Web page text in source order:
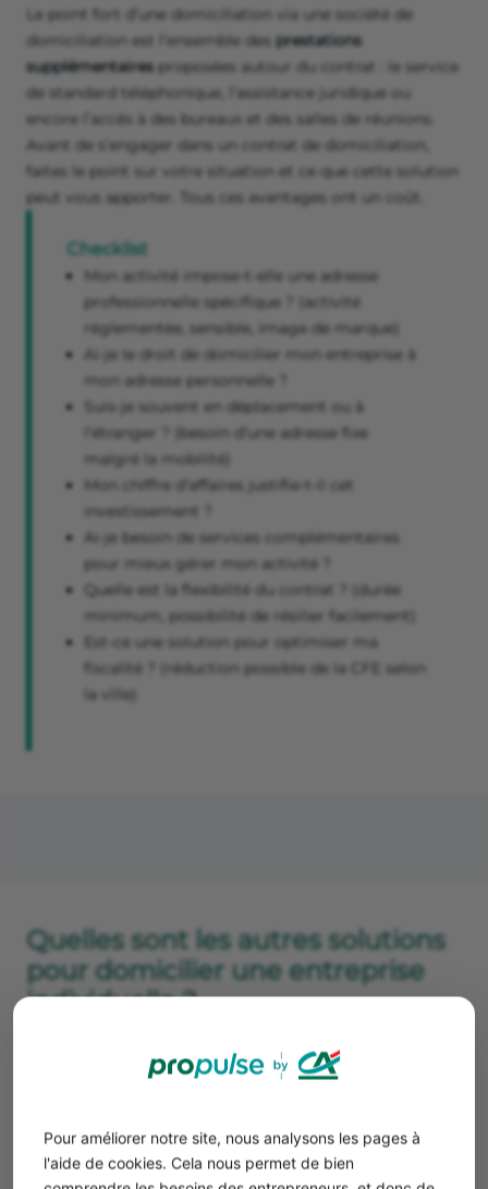
Pour améliorer notre site, nous analysons les pages à
l'aide de cookies. Cela nous permet de bien
Le point fort d’une domiciliation via une société de
domiciliation est l’ensemble des prestations
supplémentaires proposées autour du contrat : le service
de standard téléphonique, l’assistance juridique ou
encore l’accès à des bureaux et des salles de réunions.
Avant de s’engager dans un contrat de domiciliation,
faites le point sur votre situation et ce que cette solution
peut vous apporter. Tous ces avantages ont un coût.
Checklist
Mon activité impose-t-elle une adresse
professionnelle spécifique ? (activité
réglementée, sensible, image de marque)
Ai-je le droit de domicilier mon entreprise à
mon adresse personnelle ?
Suis-je souvent en déplacement ou à
l’étranger ? (besoin d’une adresse fixe
malgré la mobilité)
Mon chiffre d’affaires justifie-t-il cet
investissement ?
Ai-je besoin de services complémentaires
pour mieux gérer mon activité ?
Quelle est la flexibilité du contrat ? (durée
minimum, possibilité de résilier facilement)
Est-ce une solution pour optimiser ma
fiscalité ? (réduction possible de la CFE selon
la ville)
Quelles sont les autres solutions
pour domicilier une entreprise
individuelle ?
domicile de façon temporaire ? Le coût d’une société de
domiciliation est trop élevé pour votre activité ? Voici
La domiciliation d'entreprise individuelle